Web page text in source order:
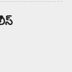
చెప్పుకోండని
నుంచి కళాశాల